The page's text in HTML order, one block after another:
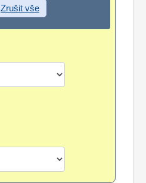
Zrušit vše